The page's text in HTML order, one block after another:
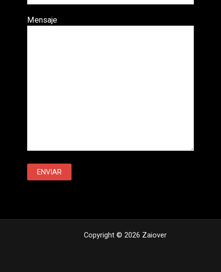
Mensaje
Copyright © 2026 Zaiover